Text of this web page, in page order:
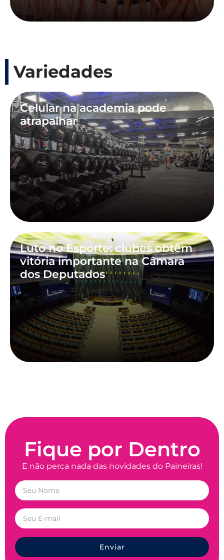
Variedades
Celular na academia pode
atrapalhar
Luto no Esporte: clubes obtêm
vitória importante na Câmara
dos Deputados
Fique por Dentro
E não perca nada das novidades do Paineiras!
Enviar